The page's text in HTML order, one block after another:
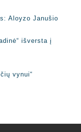
Aloyzo Janušio
išversta į
vynui“